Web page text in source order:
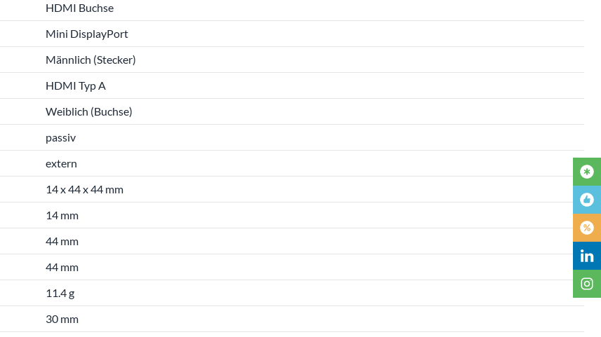
HDMI Buchse
Mini DisplayPort
Männlich (Stecker)
HDMI Typ A
Weiblich (Buchse)
passiv
extern
14 x 44 x 44 mm
14 mm
44 mm
44 mm
11.4 g
30 mm